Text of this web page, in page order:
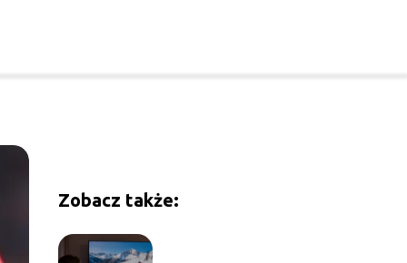
Zobacz także: